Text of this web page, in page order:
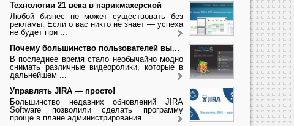
Технологии 21 века в парикмахерской
Любой бизнес не может существовать без
рекламы. Если о вас никто не знает — успеха
не будет при ...
Почему большинство пользователей вы...
В последнее время стало необычайно модно
снимать различные видеоролики, которые в
дальнейшем ...
Управлять JIRA — просто!
Большинство недавних обновлений JIRA
Software позволили сделать программу
проще в плане администрирования. ...